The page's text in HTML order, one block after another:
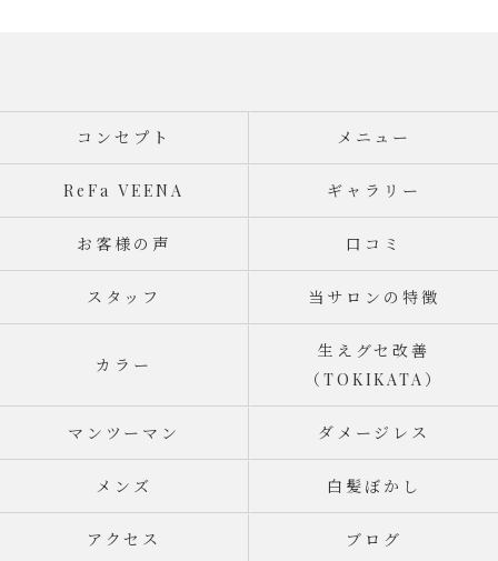
コンセプト メニュー
ReFa VEENA ギャラリー
お客様の声 口コミ
スタッフ 当サロンの特徴
カラー
生えグセ改善
（TOKIKATA）
マンツーマン ダメージレス
メンズ 白髪ぼかし
アクセス ブログ